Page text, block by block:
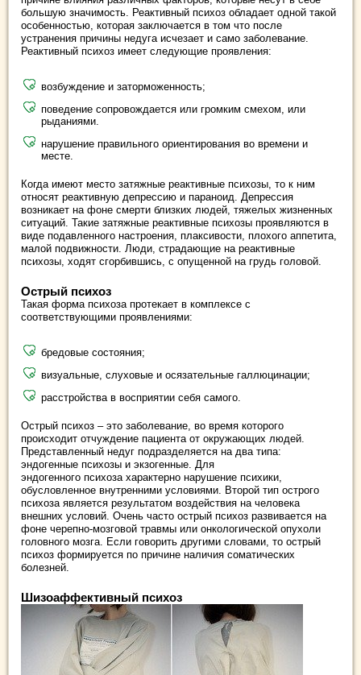
большую значимость. Реактивный психоз обладает одной такой
особенностью, которая заключается в том что после
устранения причины недуга исчезает и само заболевание.
Реактивный психоз имеет следующие проявления:
возбуждение и заторможенность;
поведение сопровождается или громким смехом, или
рыданиями.
нарушение правильного ориентирования во времени и
месте.
Когда имеют место затяжные реактивные психозы, то к ним
относят реактивную депрессию и параноид. Депрессия
возникает на фоне смерти близких людей, тяжелых жизненных
ситуаций. Такие затяжные реактивные психозы проявляются в
виде подавленного настроения, плаксивости, плохого аппетита,
малой подвижности. Люди, страдающие на реактивные
психозы, ходят сгорбившись, с опущенной на грудь головой.
Острый психоз
Такая форма психоза протекает в комплексе с
соответствующими проявлениями:
бредовые состояния;
визуальные, слуховые и осязательные галлюцинации;
расстройства в восприятии себя самого.
Острый психоз – это заболевание, во время которого
происходит отчуждение пациента от окружающих людей.
Представленный недуг подразделяется на два типа:
эндогенные психозы и экзогенные. Для
эндогенного психоза характерно нарушение психики,
обусловленное внутренними условиями. Второй тип острого
психоза является результатом воздействия на человека
внешних условий. Очень часто острый психоз развивается на
фоне черепно-мозговой травмы или онкологической опухоли
головного мозга. Если говорить другими словами, то острый
психоз формируется по причине наличия соматических
болезней.
Шизоаффективный психоз